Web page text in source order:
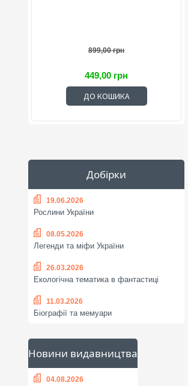
899,00 грн
449,00 грн
ДО КОШИКА
Добірки
19.06.2026
Рослини України
08.05.2026
Легенди та міфи України
26.03.2026
Екологічна тематика в фантастиці
11.03.2026
Біографії та мемуари
Новини видавництва
04.08.2026